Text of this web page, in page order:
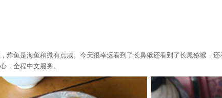
鱼是海鱼稍微有点咸。今天很幸运看到了长鼻猴还看到了长尾猕猴，
，全程中文服务。